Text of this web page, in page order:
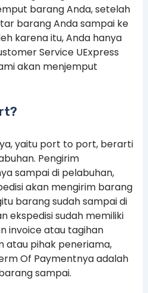
barang Anda, setelah
barang Anda sampai ke
karena itu, Anda hanya
Service UExpress
akan menjemput
yaitu port to port, berarti
Pengirim
sampai di pelabuhan,
akan mengirim barang
barang sudah sampai di
ekspedisi sudah memiliki
invoice atau tagihan
atau pihak peneriama,
Of Paymentnya adalah
sampai.